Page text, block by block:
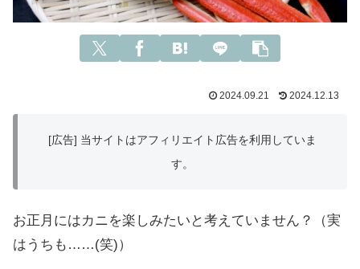
2024.09.21 2024.12.13
[広告] 当サイトはアフィリエイト広告を利用していま
す。
お正月にはカニを楽しみたいと考えていません？（実
はうちも……(笑)）